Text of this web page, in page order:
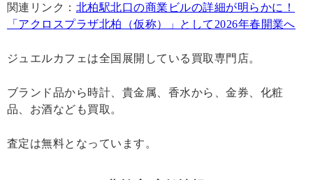
関連リンク： 北柏駅北口の商業ビルの詳細が明らかに！
「アクロスプラザ北柏（仮称）」として2026年春開業へ
ジュエルカフェは全国展開している買取専門店。
ブランド品から時計、貴金属、香水から、金券、化粧
品、お酒なども買取。
査定は無料となっています。